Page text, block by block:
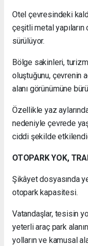
Otel çevresindeki
çeşitli metal yapıların
sürülüyor.
Bölge sakinleri,
oluştuğunu, çevrenin
alanı görünümüne
Özellikle yaz
nedeniyle çevrede
ciddi şekilde
OTOPARK YOK,
Şikâyet dosyasında
otopark kapasitesi.
Vatandaşlar, tesisin
yeterli araç park
yolların ve kamusal